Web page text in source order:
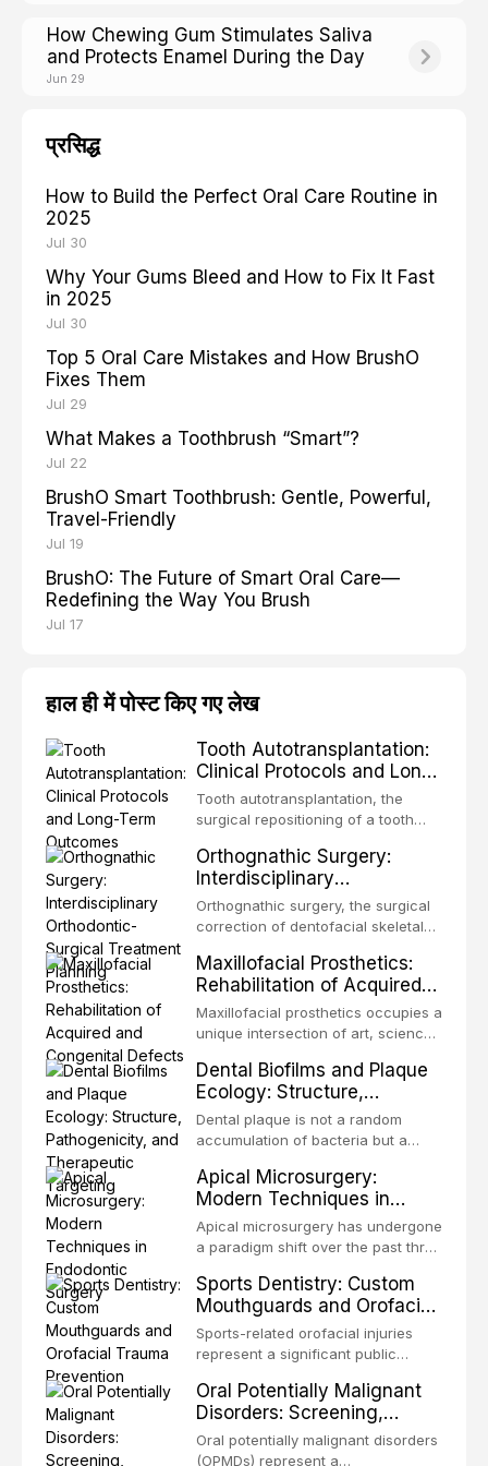
How Chewing Gum Stimulates Saliva
and Protects Enamel During the Day
Jun 29
प्रसिद्ध
How to Build the Perfect Oral Care Routine in
2025
Jul 30
Why Your Gums Bleed and How to Fix It Fast
in 2025
Jul 30
Top 5 Oral Care Mistakes and How BrushO
Fixes Them
Jul 29
What Makes a Toothbrush “Smart”?
Jul 22
BrushO Smart Toothbrush: Gentle, Powerful,
Travel-Friendly
Jul 19
BrushO: The Future of Smart Oral Care—
Redefining the Way You Brush
Jul 17
हाल ही में पोस्ट किए गए लेख
Tooth Autotransplantation:
Clinical Protocols and Long-
Term Outcomes
Tooth autotransplantation, the
surgical repositioning of a tooth
same individual, represents one of
the most biologically elegant
solutions in restorative dentistry.
Unlike dental implants, which rely
fixture, an autotransplanted
Orthognathic Surgery:
Interdisciplinary
Orthodontic-Surgical
Treatment Planning
Orthognathic surgery, the surgical
correction of dentofacial skeletal
definitive convergence of
orthodontics and oral and
maxillofacial surgery. These
procedures are indicated not
but for the restoration of functional
occlusion, airway p
Maxillofacial Prosthetics:
Rehabilitation of Acquired
and Congenital Defects
Maxillofacial prosthetics occupies a
unique intersection of art, science,
restoring form and function for
patients with acquired or
congenital defects of the head and
neck region. These patients
challenging rehabilitation scenarios
in all
Dental Biofilms and Plaque
Ecology: Structure,
Pathogenicity, and
Therapeutic Targeting
Dental plaque is not a random
accumulation of bacteria but a
organized microbial community — a
biofilm — that adheres to tooth
surfaces and oral epithelia. The
biofilm mode of existence confers
microorganisms, including
enhanced resistanc
Apical Microsurgery:
Modern Techniques in
Endodontic Surgery
Apical microsurgery has undergone
a paradigm shift over the past three
technique-sensitive procedure with
unpredictable outcomes into a
precision-driven microsurgical
intervention supported by
biomaterials. When conventional
orthogr
Sports Dentistry: Custom
Mouthguards and Orofacial
Trauma Prevention
Sports-related orofacial injuries
represent a significant public
being among the most common
injuries in contact and collision
sports. This article examines the
evidence supporting custom-
Oral Potentially Malignant
Disorders: Screening,
Diagnosis, and Surveillance
Protocols
Oral potentially malignant disorders
(OPMDs) represent a